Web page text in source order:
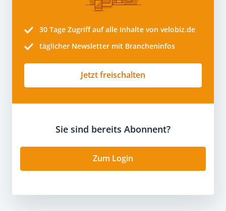
30 Tage Zugriff auf alle Inhalte von velobiz.de
täglicher Newsletter mit Brancheninfos
Jetzt freischalten
Sie sind bereits Abonnent?
Zum Login